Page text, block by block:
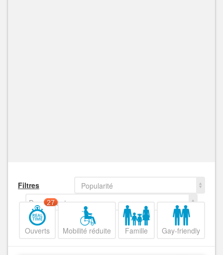
Filtres
Popularité
Decroissant
Ouverts
27
Mobilité réduite Famille Gay-friendly